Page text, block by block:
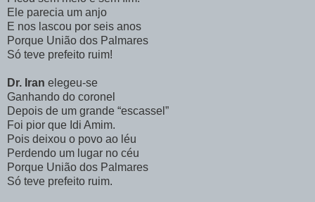
Ele parecia um anjo
E nos lascou por seis anos
Porque União dos Palmares
Só teve prefeito ruim!
Dr. Iran elegeu-se
Ganhando do coronel
Depois de um grande “escassel”
Foi pior que Idi Amim.
Pois deixou o povo ao léu
Perdendo um lugar no céu
Porque União dos Palmares
Só teve prefeito ruim.